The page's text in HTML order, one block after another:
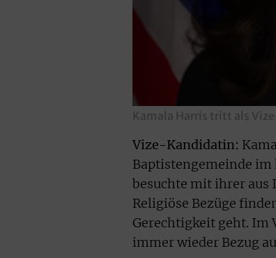
Kamala Harris tritt als
Vize-Kandidatin:
Baptistengemeinde im
besuchte mit ihrer
Religiöse Bezüge
Gerechtigkeit geht. Im
immer wieder Bezug